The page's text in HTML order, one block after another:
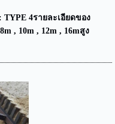
4รายละเอียดของ
, 10m , 12m , 16mสูง